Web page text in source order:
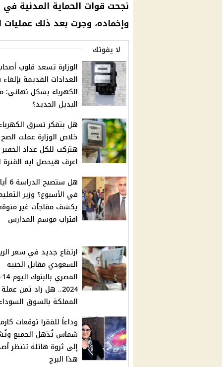
نجحت قوات الحماية المدنية
وإخماده، وجرت بعد ذلك عمليات
لا يفوتك
الوزارة تسعد قلوب
العدادات القديمة بإلغاء
الكهرباء بشكل نهائي:
البديل الجديد؟
هل بتفكر تسرق
خلاص الوزارة عملت
هتركب للكل عداد
اعرف هيحصل ايه الفترة
هل ستصبح
في الأسبوع؟ وزير
يكشف مفاجآت غير
اقتراب موسم المدارس
ارتفاع جديد في سعر
السعودي مقابل الجنيه
2024.. هل زاد ثمن عملة
المملكة بالسوق
وداعاً للفقر! توقعات
شماس تُذهل الجميع
إلى ثروة هائلة تنتظر
هذا البرج